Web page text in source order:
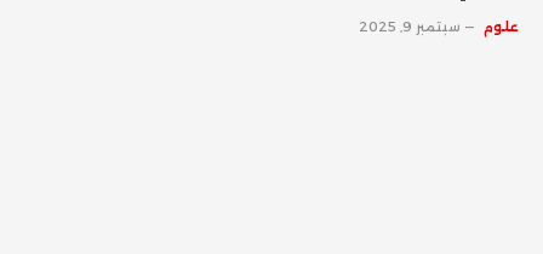
علوم سبتمبر 9, 2025